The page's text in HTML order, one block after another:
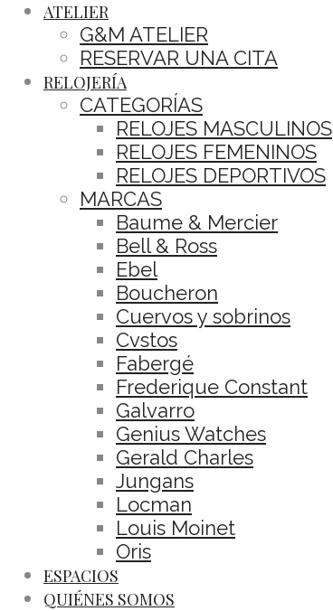
ATELIER
G&M ATELIER
RESERVAR UNA CITA
RELOJERÍA
CATEGORÍAS
RELOJES MASCULINOS
RELOJES FEMENINOS
RELOJES DEPORTIVOS
MARCAS
Baume & Mercier
Bell & Ross
Ebel
Boucheron
Cuervos y sobrinos
Cvstos
Fabergé
Frederique Constant
Galvarro
Genius Watches
Gerald Charles
Jungans
Locman
Louis Moinet
Oris
ESPACIOS
QUIÉNES SOMOS